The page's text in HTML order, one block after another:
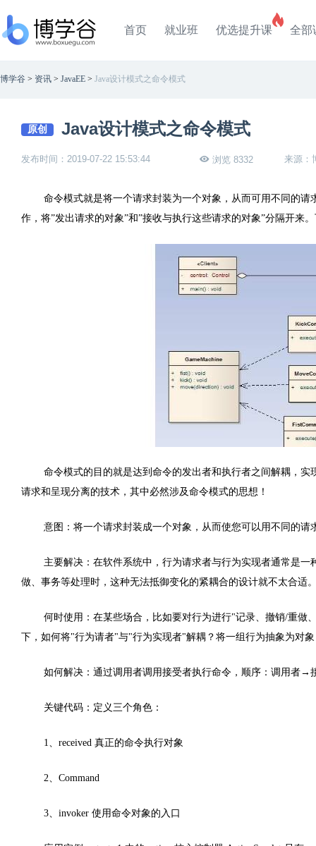
首页 就业班 优选提升课 全部
博学谷 > 资讯 > JavaEE > Java设计模式之命令模式
原创 Java设计模式之命令模式
发布时间：2019-07-22 15:53:44 浏览 8332 来源：
命令模式就是将一个请求封装为一个对象，从而可用不同的
作，将”发出请求的对象”和”接收与执行这些请求的对象”分隔开来
命令模式的目的就是达到命令的发出者和执行者之间解耦，
请求和呈现分离的技术，其中必然涉及命令模式的思想！
意图：将一个请求封装成一个对象，从而使您可以用不同的请
主要解决：在软件系统中，行为请求者与行为实现者通常是
做、事务等处理时，这种无法抵御变化的紧耦合的设计就不太合适
何时使用：在某些场合，比如要对行为进行"记录、撤销/重做
下，如何将"行为请者"与"行为实现者"解耦？将一组行为抽象为对
如何解决：通过调用者调用接受者执行命令，顺序：调用者
关键代码：定义三个角色：
1、received 真正的命令执行对象
2、Command
3、invoker 使用命令对象的入口